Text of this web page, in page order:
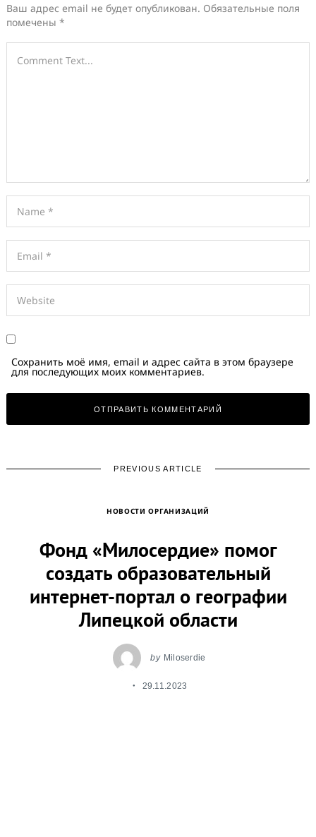
Ваш адрес email не будет опубликован. Обязательные поля
помечены *
Сохранить моё имя, email и адрес сайта в этом браузере
для последующих моих комментариев.
PREVIOUS ARTICLE
НОВОСТИ ОРГАНИЗАЦИЙ
Фонд «Милосердие» помог
создать образовательный
интернет-портал о географии
Липецкой области
by Miloserdie
29.11.2023